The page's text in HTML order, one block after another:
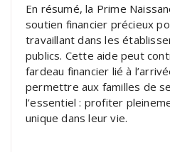
En résumé, la Prime
soutien financier précieux
travaillant dans les
publics. Cette aide peut
fardeau financier lié à
permettre aux familles de
l’essentiel : profiter
unique dans leur vie.